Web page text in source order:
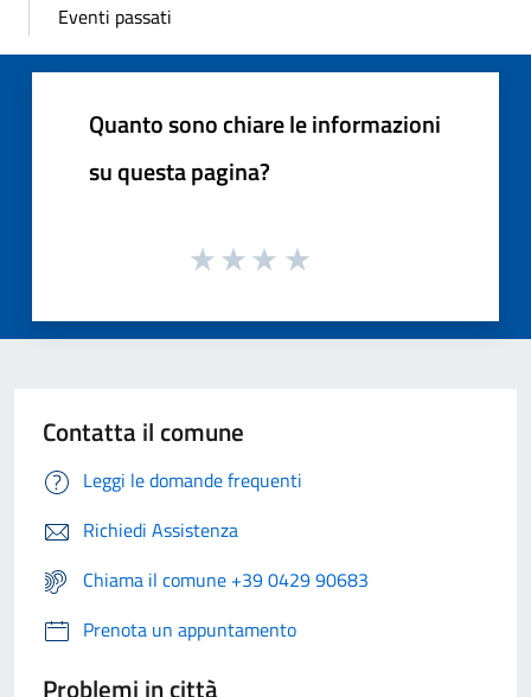
Eventi passati
Quanto sono chiare le informazioni
su questa pagina?
Contatta il comune
Leggi le domande frequenti
Richiedi Assistenza
Chiama il comune +39 0429 90683
Prenota un appuntamento
Problemi in città